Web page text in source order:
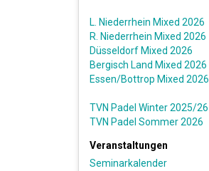
L. Niederrhein Mixed 2026
R. Niederrhein Mixed 2026
Düsseldorf Mixed 2026
Bergisch Land Mixed 2026
Essen/Bottrop Mixed 2026
TVN Padel Winter 2025/26
TVN Padel Sommer 2026
Veranstaltungen
Seminarkalender